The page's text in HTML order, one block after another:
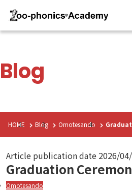
Blog
HOME Blog Omotesando
Article publication date 2026/
Graduation
Omotesando